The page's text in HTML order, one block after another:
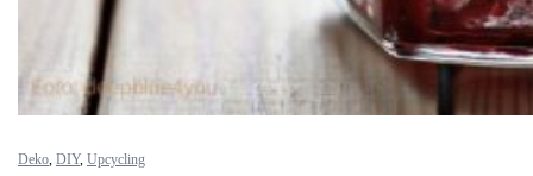
Deko, DIY, Upcycling